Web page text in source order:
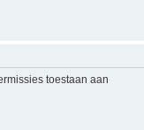
toestaan aan